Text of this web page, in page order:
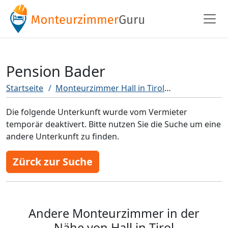
Pension Bader
Startseite Monteurzimmer Hall in Tirol
Die folgende Unterkunft wurde vom Vermieter
temporär deaktivert. Bitte nutzen Sie die Suche um eine
andere Unterkunft zu finden.
Zürck zur Suche
Andere Monteurzimmer in der